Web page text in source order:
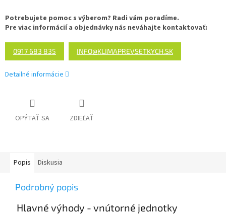
Potrebujete pomoc s výberom? Radi vám poradíme.
Pre viac informácií a objednávky nás neváhajte kontaktovať:
0917 683 835 INFO@KLIMAPREVSETKYCH.SK
Detailné informácie
OPÝTAŤ SA ZDIEĽAŤ
Popis Diskusia
Podrobný popis
Hlavné výhody - vnútorné jednotky